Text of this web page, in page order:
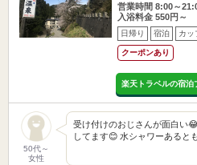
営業時間 8:00～
入浴料金 550円～
日帰り 宿泊 カッ
クーポンあり
楽天トラベルの宿泊
50代～
女性
受け付けのおじさんが面白い
してます😊 水シャワーあると